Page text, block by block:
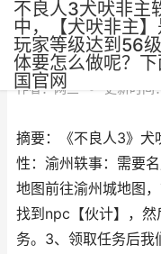
不良人3犬吠非主
中，【犬吠非主
玩家等级达到56
体要怎么做呢？
国官网
作者：网三 • 更新时
摘要：《不良人3》犬
性：渝州轶事：需要
地图前往渝州城地图
找到npc【伙计】，
务。3、领取任务后我